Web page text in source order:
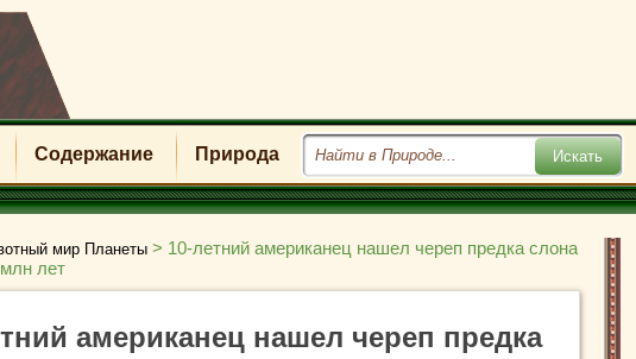
Содержание Природа
мир Планеты > 10-летний американец нашел череп предка слона
лет
американец нашел череп предка